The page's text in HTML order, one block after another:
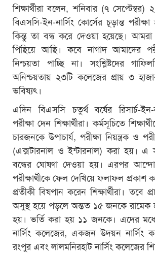
শিক্ষার্থীরা বলেন, শনিবার (৭
বিএসসি-ইন-নার্সিং কোর্সের চূড়ান্ত
কিন্তু তা বন্ধ করে দেওয়া হয়েছে।
পিছিয়ে আছি। কবে নাগাদ আমাদের
নিশ্চয়তা পাচ্ছি না। সংশ্লিষ্টদের
অনিশ্চয়তায় ২৩টি কলেজের প্রায় ৩ হাজার
ভবিষ্যৎ।
এদিন বিএসসি চতুর্থ বর্ষের রিসার্চ-ইন-
পরীক্ষা দেন শিক্ষার্থীরা। কর্মসূচিতে
চারজনকে উপাচার্য, পরীক্ষা নিয়ন্ত্রক ও
(এক্সটারনাল ও ইন্টারনাল) করা হয়। এ
বন্ধের ঘোষণা দেওয়া হয়। এরপর
পরীক্ষার্থীকে ফেল দেখিয়ে ফলাফল প্রকাশ
প্রতীকী বিষপান করেন শিক্ষার্থীরা। তবে
অসুস্থ হয়ে পড়লে অন্তত ১৫ জনকে রামেক
হয়। ভর্তি করা হয় ১১ জনকে। এদের
নার্সিং কলেজের, একজন উদয়ন নার্সিং
রংপুর এবং লালমনিরহাট নার্সিং কলেজের